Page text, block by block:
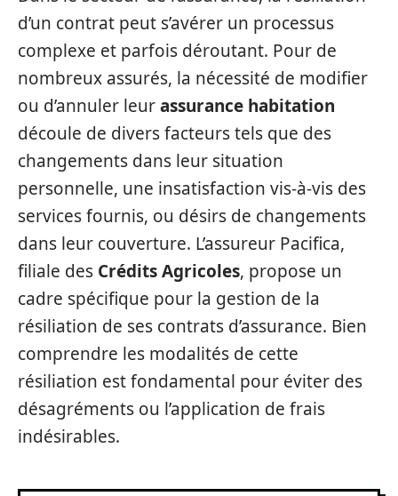
d’un contrat peut s’avérer un processus
complexe et parfois déroutant. Pour de
nombreux assurés, la nécessité de modifier
ou d’annuler leurassurance habitation
découle de divers facteurs tels que des
changements dans leur situation
personnelle, une insatisfaction vis-à-vis des
services fournis, ou désirs de changements
dans leur couverture. L’assureur Pacifica,
filiale des Crédits Agricoles, propose un
cadre spécifique pour la gestion de la
résiliation de ses contrats d’assurance. Bien
comprendre les modalités de cette
résiliation est fondamental pour éviter des
désagréments ou l’application de frais
indésirables.